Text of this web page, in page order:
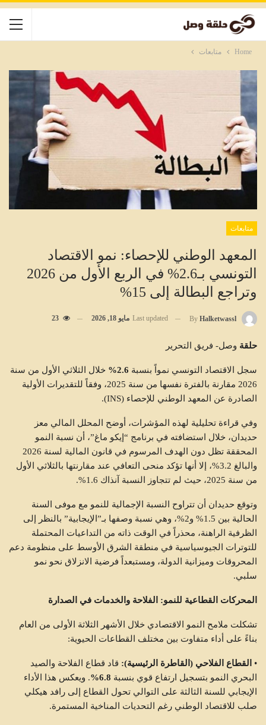
Home متابعات
متابعات
المعهد الوطني للإحصاء: نمو الاقتصاد
التونسي بـ2.6% في الربع الأول من 2026
وتراجع البطالة إلى 15%
By Halketwassl
Last updated مايو 18, 2026 23
حلقة وصل- فريق التحرير
سجل الاقتصاد التونسي نمواً بنسبة 2.6%
خلال الثلاثي الأول من سنة
2026 مقارنة بالفترة نفسها من سنة 2025، وفقاً للتقديرات الأولية
الصادرة عن المعهد الوطني للإحصاء (INS).
وفي قراءة تحليلية لهذه المؤشرات، أوضح المحلل المالي معز
حديدان، خلال استضافته في برنامج “إيكو ماغ”، أن نسبة النمو
المحققة تظل دون الهدف المرسوم في قانون المالية لسنة 2026
والبالغ 3.2%، إلا أنها تؤكد منحى التعافي عند مقارنتها بالثلاثي الأول
من سنة 2025، حيث لم تتجاوز النسبة آنذاك 1.6%.
وتوقع حديدان أن تتراوح النسبة الإجمالية للنمو مع موفى السنة
الحالية بين 1.5% و2%، وهي نسبة وصفها بـ”الإيجابية” بالنظر إلى
الظرفية الراهنة، محذراً في الوقت ذاته من التداعيات المحتملة
للتوترات الجيوسياسية في منطقة الشرق الأوسط على منظومة دعم
المحروقات وميزانية الدولة، ومستبعداً فرضية الانزلاق نحو نمو
سلبي.
المحركات القطاعية للنمو: الفلاحة والخدمات في الصدارة
تشكلت ملامح النمو الاقتصادي خلال الأشهر الثلاثة الأولى من العام
بناءً على أداء متفاوت بين مختلف القطاعات الحيوية:
• القطاع الفلاحي (القاطرة الرئيسية): قاد قطاع الفلاحة والصيد
البحري النمو بتسجيل ارتفاع قوي بنسبة 6.8%
. ويعكس هذا الأداء
الإيجابي للسنة الثالثة على التوالي تحول القطاع إلى رافد هيكلي
صلب للاقتصاد الوطني رغم التحديات المناخية المستمرة.